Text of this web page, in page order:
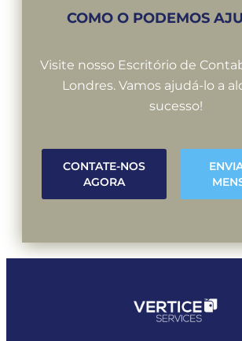
COMO O PODEMOS
Visite nosso Escritório de
Londres. Vamos ajudá-lo a
sucesso!
CONTATE-NOS
AGORA